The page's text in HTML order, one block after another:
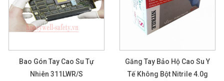
Bao Gón Tay Cao Su Tự
Nhiên 311LWR/S
Găng Tay Bảo Hộ Cao Su Y
Tế Không Bột Nitrile 4.0g